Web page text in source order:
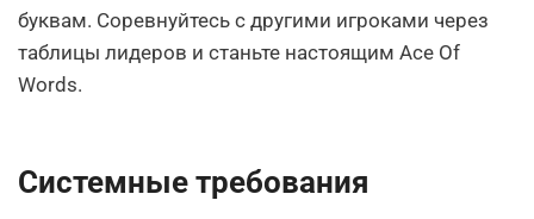
буквам. Соревнуйтесь с другими игроками через
таблицы лидеров и станьте настоящим Ace Of
Words.
Системные требования